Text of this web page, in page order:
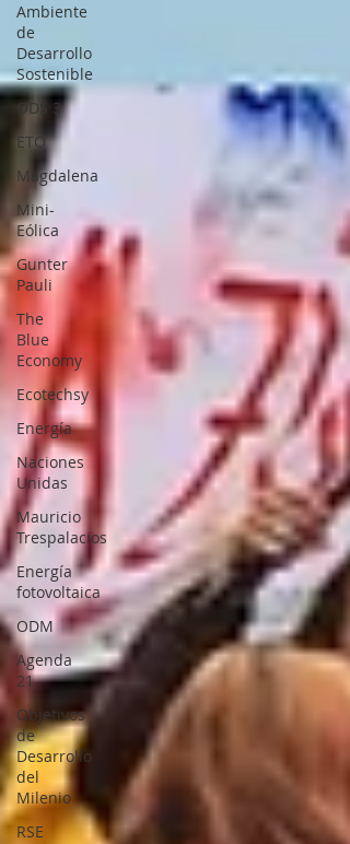
Ambiente
de
Desarrollo
Sostenible
ODS 3
ETO
Magdalena
Mini-
Eólica
Gunter
Pauli
The
Blue
Economy
Ecotechsy
Energía
Naciones
Unidas
Mauricio
Trespalacios
Energía
fotovoltaica
ODM
Agenda
21
Objetivos
de
Desarrollo
del
Milenio
RSE